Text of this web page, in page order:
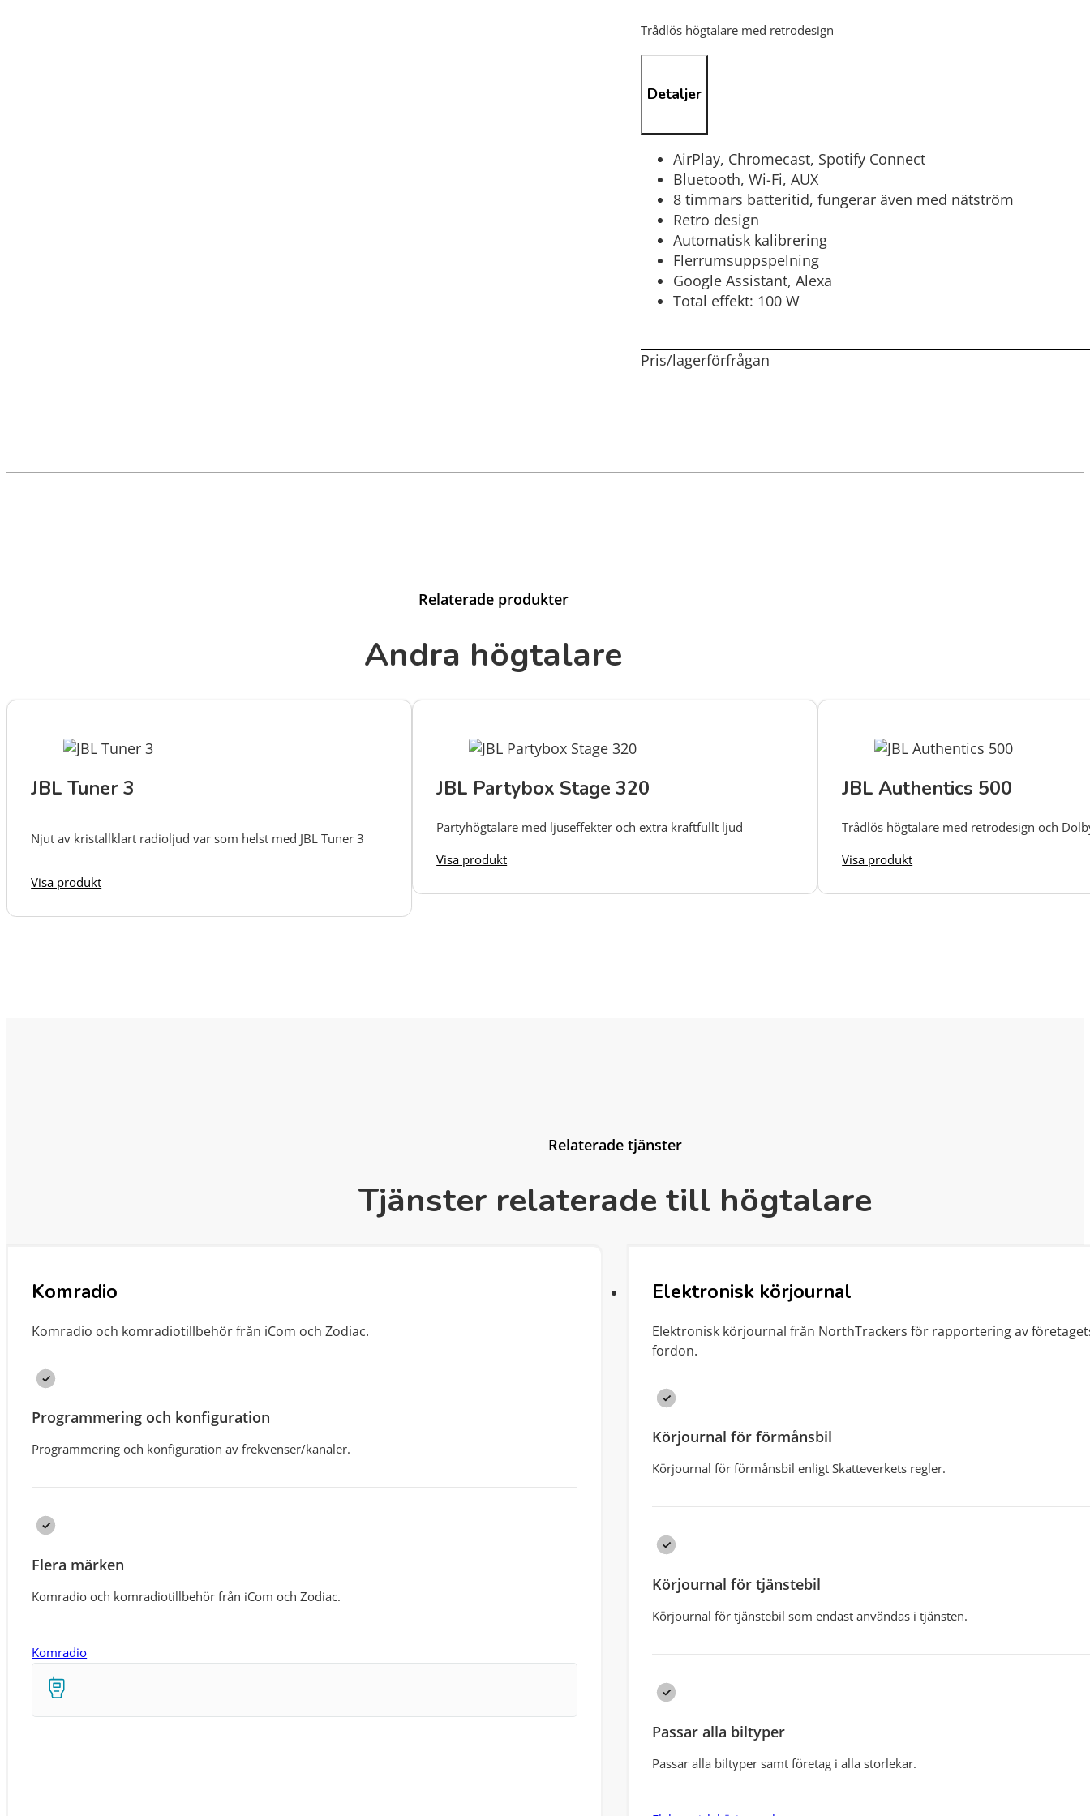
Trådlös högtalare med retrodesign
Detaljer
AirPlay, Chromecast, Spotify Connect
Bluetooth, Wi-Fi, AUX
8 timmars batteritid, fungerar även med nätström
Retro design
Automatisk kalibrering
Flerrumsuppspelning
Google Assistant, Alexa
Total effekt: 100 W
Pris/lagerförfrågan
Relaterade produkter
Andra högtalare
JBL Tuner 3
Njut av kristallklart radioljud var som helst med JBL Tuner 3
Visa produkt
JBL Partybox Stage 320
Partyhögtalare med ljuseffekter och extra kraftfullt ljud
Visa produkt
JBL Authentics 500
Trådlös högtalare med retrodesign och
Visa produkt
Relaterade tjänster
Tjänster relaterade till högtalare
Komradio
Komradio och komradiotillbehör från iCom och Zodiac.
Programmering och konfiguration
Programmering och konfiguration av frekvenser/kanaler.
Flera märken
Komradio och komradiotillbehör från iCom och Zodiac.
Komradio
Elektronisk körjournal
Elektronisk körjournal från NorthTrackers för rapportering av
fordon.
Körjournal för förmånsbil
Körjournal för förmånsbil enligt Skatteverkets regler.
Körjournal för tjänstebil
Körjournal för tjänstebil som endast användas i tjänsten.
Passar alla biltyper
Passar alla biltyper samt företag i alla storlekar.